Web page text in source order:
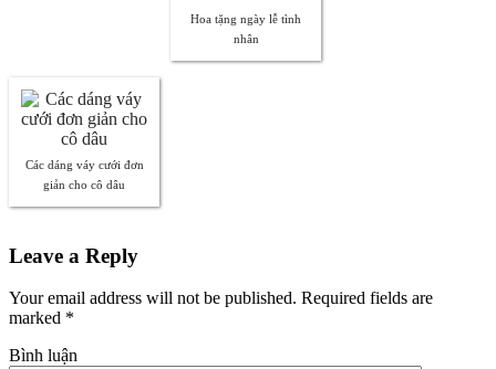
Hoa tặng ngày lễ tình
nhân
Các dáng váy cưới đơn
giản cho cô dâu
Leave a Reply
Your email address will not be published. Required fields are
marked *
Bình luận